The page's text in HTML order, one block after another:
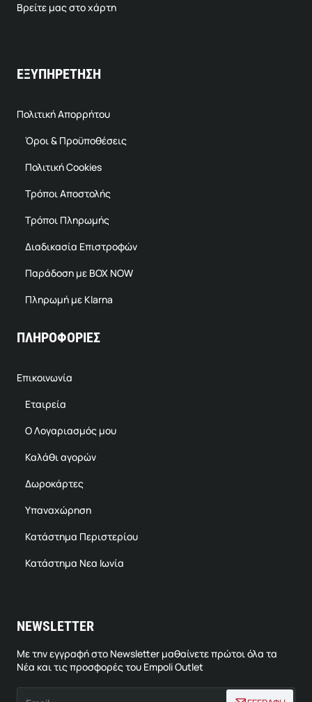
Βρείτε μας στο χάρτη
ΕΞΥΠΗΡΕΤΗΣΗ
Πολιτική Απορρήτου
Όροι & Προϋποθέσεις
Πολιτική Cookies
Τρόποι Αποστολής
Τρόποι Πληρωμής
Διαδικασία Επιστροφών
Παράδοση με BOX NOW
Πληρωμή με Klarna
ΠΛΗΡΟΦΟΡΙΕΣ
Επικοινωνία
Εταιρεία
Ο Λογαριασμός μου
Καλάθι αγορών
Δωροκάρτες
Υπαναχώρηση
Κατάστημα Περιστερίου
Κατάστημα Νεα Ιωνία
NEWSLETTER
Με την εγγραφή στο Newsletter μαθαίνετε πρώτοι όλα τα
Νέα και τις προσφορές του Empoli Outlet